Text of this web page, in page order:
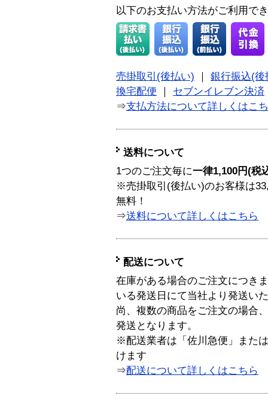
以下のお支払い方法がご利用で
売掛取引(後払い)
銀行振込(後
換宅配便
セブンイレブン決済
⇒支払方法について詳しくはこ
送料について
1つのご注文毎に一律1,100円(税
※売掛取引(後払い)のお客様は
無料！
⇒送料について詳しくはこちら
配送について
在庫がある場合のご注文につき
いる発送日にて当社より発送い
尚、複数の商品をご注文の場合
発送となります。
※配送業者は「佐川急便」また
けます
⇒配送について詳しくはこちら